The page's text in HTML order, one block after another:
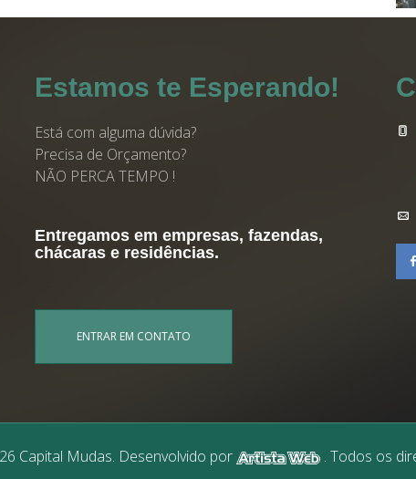
Estamos te Esperando!
Está com alguma dúvida?
Precisa de Orçamento?
NÃO PERCA TEMPO !
Entregamos em empresas, fazendas,
chácaras e residências.
ENTRAR EM CONTATO
Capital Mudas. Desenvolvido por . Todos os